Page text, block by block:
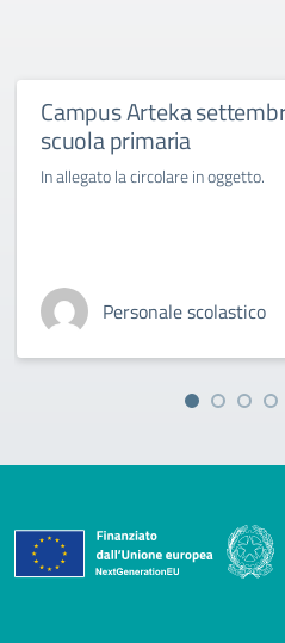
Campus Arteka
scuola primaria
In allegato la circolare in oggetto.
Personale scolastico